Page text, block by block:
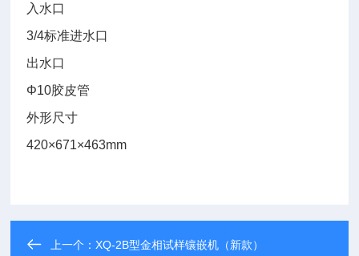
入水口
3/4标准进水口
出水口
Φ10胶皮管
外形尺寸
420×671×463mm
上一个：XQ-2B型金相试样镶嵌机（新款）